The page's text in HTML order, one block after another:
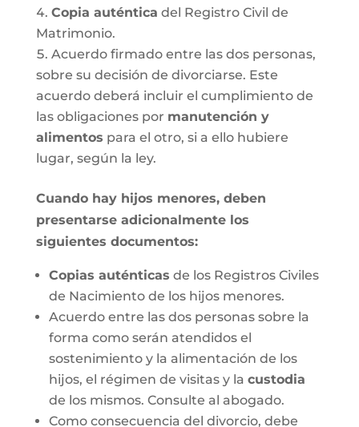
Copia auténtica del Registro Civil de
Matrimonio.
Acuerdo firmado entre las dos personas,
sobre su decisión de divorciarse. Este
acuerdo deberá incluir el cumplimiento de
las obligaciones por manutención y
alimentos para el otro, si a ello hubiere
lugar, según la ley.
Cuando hay hijos menores, deben
presentarse adicionalmente los
siguientes documentos:
Copias auténticas de los Registros Civiles
de Nacimiento de los hijos menores.
Acuerdo entre las dos personas sobre la
forma como serán atendidos el
sostenimiento y la alimentación de los
hijos, el régimen de visitas y la custodia
de los mismos. Consulte al abogado.
Como consecuencia del divorcio, debe